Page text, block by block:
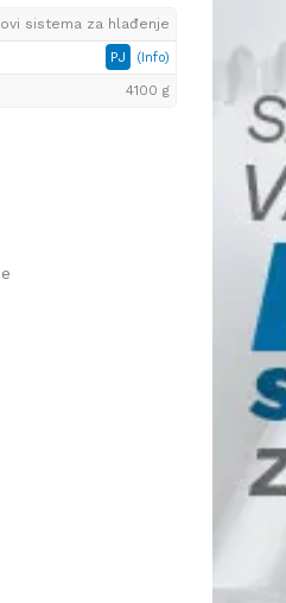
sistema za hlađenje
PJ (Info)
4100 g